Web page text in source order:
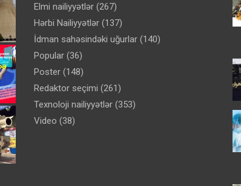
Elmi nailiyyətlər (267)
Hərbi Nailiyyətlər (137)
İdman sahəsindəki uğurlar (140)
Popular (36)
Poster (148)
Redaktor seçimi (261)
Texnoloji nailiyyətlər (353)
Video (38)